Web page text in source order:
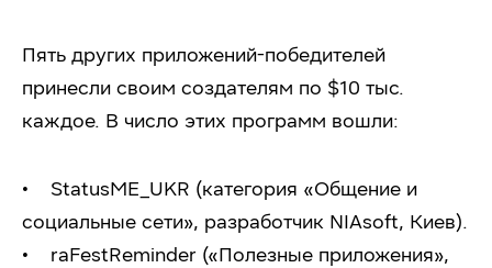
Пять других приложений-победителей
принесли своим создателям по $10 тыс.
каждое. В число этих программ вошли:
• StatusME_UKR (категория «Общение и
социальные сети», разработчик NIAsoft, Киев).
• raFestReminder («Полезные приложения»,